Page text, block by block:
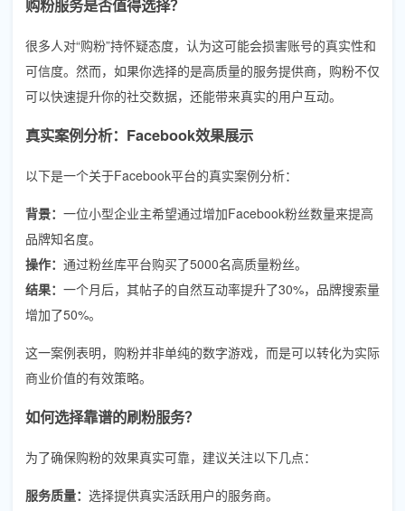
购粉服务是否值得选择？
很多人对“购粉”持怀疑态度，认为这可能会损害账号的真实性和
可信度。然而，如果你选择的是高质量的服务提供商，购粉不仅
可以快速提升你的社交数据，还能带来真实的用户互动。
真实案例分析：Facebook效果展示
以下是一个关于Facebook平台的真实案例分析：
背景： 一位小型企业主希望通过增加Facebook粉丝数量来提高
品牌知名度。
操作： 通过粉丝库平台购买了5000名高质量粉丝。
结果： 一个月后，其帖子的自然互动率提升了30%，品牌搜索量
增加了50%。
这一案例表明，购粉并非单纯的数字游戏，而是可以转化为实际
商业价值的有效策略。
如何选择靠谱的刷粉服务？
为了确保购粉的效果真实可靠，建议关注以下几点：
服务质量： 选择提供真实活跃用户的服务商。